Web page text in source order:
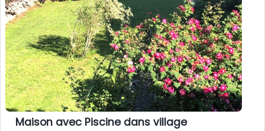
Maison avec Piscine dans village